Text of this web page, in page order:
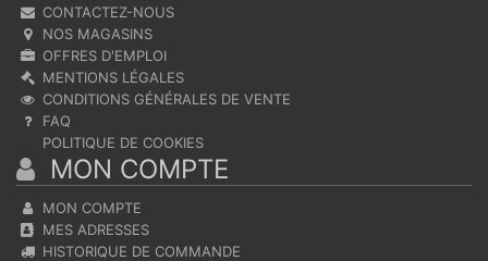
CONTACTEZ-NOUS
NOS MAGASINS
OFFRES D'EMPLOI
MENTIONS LÉGALES
CONDITIONS GÉNÉRALES DE VENTE
FAQ
POLITIQUE DE COOKIES
MON COMPTE
MON COMPTE
MES ADRESSES
HISTORIQUE DE COMMANDE